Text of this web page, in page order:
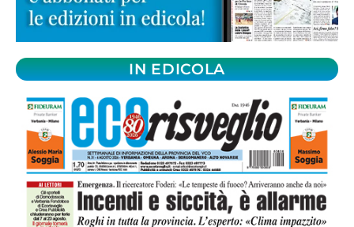
IN EDICOLA